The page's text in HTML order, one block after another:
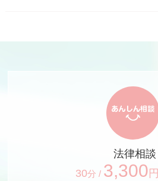
法律相談
30分 / 3,300 円